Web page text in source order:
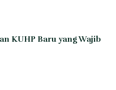
KUHP Baru yang Wajib